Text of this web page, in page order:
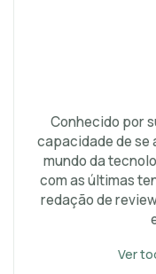
Conhecido por
capacidade de se
mundo da
com as últimas
redação de
Ver